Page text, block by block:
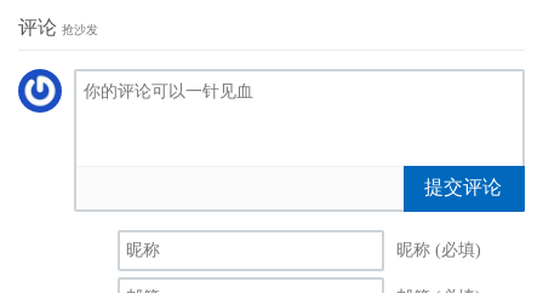
评论 抢沙发
提交评论
昵称 (必填)